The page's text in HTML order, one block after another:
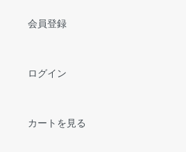
会員登録
ログイン
カートを見る